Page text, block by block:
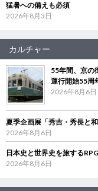
猛暑への備えも必須
2026年8月3日
カルチャー
55年間、京の
運行開始55周
2026年8月6日
夏季企画展「秀吉・秀長と
2026年8月6日
日本史と世界史を旅する
2026年8月6日